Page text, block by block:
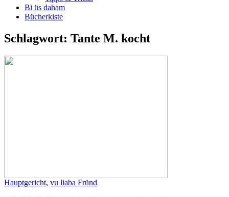
Bi üs daham
Bücherkiste
Schlagwort: Tante M. kocht
Hauptgericht, vu liaba Fründ